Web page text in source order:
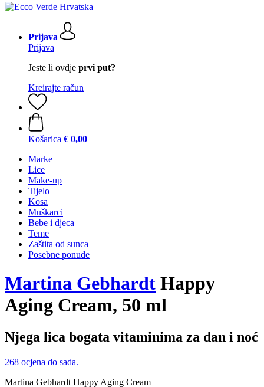
Prijava
Prijava
Jeste li ovdje prvi put?
Kreirajte račun
Košarica € 0,00
Marke
Lice
Make-up
Tijelo
Kosa
Muškarci
Bebe i djeca
Teme
Zaštita od sunca
Posebne ponude
Martina Gebhardt Happy
Aging Cream, 50 ml
Njega lica bogata vitaminima za dan i noć
268 ocjena do sada.
Martina Gebhardt Happy Aging Cream